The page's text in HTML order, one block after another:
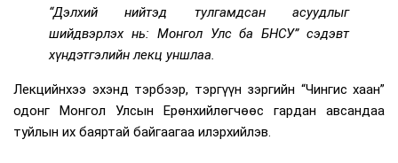
“Дэлхий нийтэд тулгамдсан асуудлыг
шийдвэрлэх нь: Монгол Улс ба БНСУ” сэдэвт
хүндэтгэлийн лекц уншлаа.
Лекцийнхээ эхэнд тэрбээр, тэргүүн зэргийн “Чингис хаан”
одонг Монгол Улсын Ерөнхийлөгчөөс гардан авсандаа
туйлын их баяртай байгаагаа илэрхийлэв.